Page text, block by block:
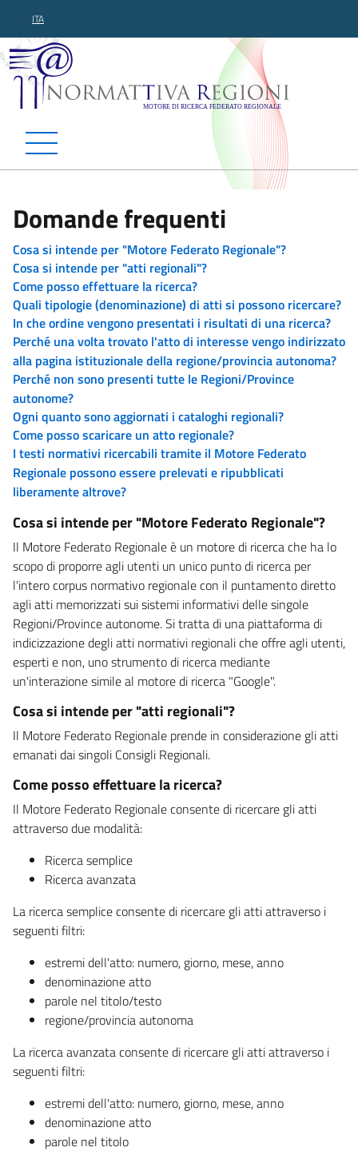
ITA
Normattiva Regioni -
Domande frequenti
Cosa si intende per "Motore Federato Regionale"?
Cosa si intende per "atti regionali"?
Come posso effettuare la ricerca?
Quali tipologie (denominazione) di atti si possono ricercare?
In che ordine vengono presentati i risultati di una ricerca?
Perché una volta trovato l'atto di interesse vengo indirizzato
alla pagina istituzionale della regione/provincia autonoma?
Perché non sono presenti tutte le Regioni/Province
autonome?
Ogni quanto sono aggiornati i cataloghi regionali?
Come posso scaricare un atto regionale?
I testi normativi ricercabili tramite il Motore Federato
Regionale possono essere prelevati e ripubblicati
liberamente altrove?
Cosa si intende per "Motore Federato Regionale"?
Il Motore Federato Regionale è un motore di ricerca che ha lo
scopo di proporre agli utenti un unico punto di ricerca per
l'intero corpus normativo regionale con il puntamento diretto
agli atti memorizzati sui sistemi informativi delle singole
Regioni/Province autonome. Si tratta di una piattaforma di
indicizzazione degli atti normativi regionali che offre agli utenti,
esperti e non, uno strumento di ricerca mediante
un'interazione simile al motore di ricerca "Google".
Cosa si intende per "atti regionali"?
Il Motore Federato Regionale prende in considerazione gli atti
emanati dai singoli Consigli Regionali.
Come posso effettuare la ricerca?
Il Motore Federato Regionale consente di ricercare gli atti
attraverso due modalità:
Ricerca semplice
Ricerca avanzata
La ricerca semplice consente di ricercare gli atti attraverso i
seguenti filtri:
estremi dell'atto: numero, giorno, mese, anno
denominazione atto
parole nel titolo/testo
regione/provincia autonoma
La ricerca avanzata consente di ricercare gli atti attraverso i
seguenti filtri:
estremi dell'atto: numero, giorno, mese, anno
denominazione atto
parole nel titolo